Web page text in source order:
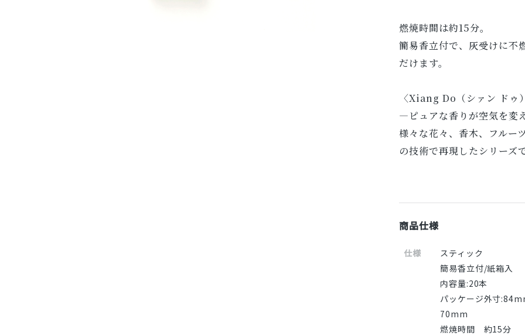
燃焼時間は約15分。
簡易香立付で、灰受けに不
だけます。
〈Xiang Do（シァン ドゥ
―ピュアな香りが空気を変
様々な花々、香木、フルー
の技術で再現したシリーズ
商品仕様
仕様
スティック
簡易香立付/紙箱入
内容量:20本
パッケージ外寸
70mm
燃焼時間 約15分